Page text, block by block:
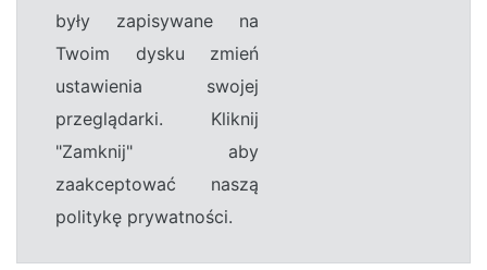
były zapisywane na
Twoim dysku zmień
ustawienia swojej
przeglądarki. Kliknij
"Zamknij" aby
zaakceptować naszą
politykę prywatności.